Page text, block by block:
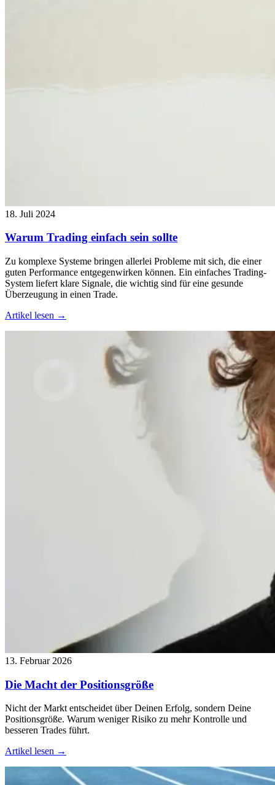
18. Juli 2024
Warum Trading einfach sein sollte
Zu komplexe Systeme bringen allerlei Probleme mit sich, die einer
guten Performance entgegenwirken können. Ein einfaches Trading-
System liefert klare Signale, die wichtig sind für eine gesunde
Überzeugung in einen Trade.
Artikel lesen →
13. Februar 2026
Die Macht der Positionsgröße
Nicht der Markt entscheidet über Deinen Erfolg, sondern Deine
Positionsgröße. Warum weniger Risiko zu mehr Kontrolle und
besseren Trades führt.
Artikel lesen →